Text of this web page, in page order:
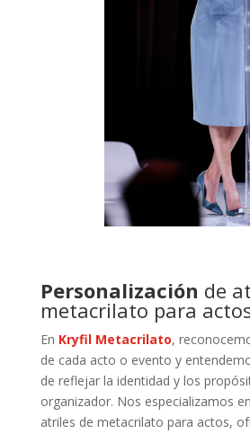
Personalización de
metacrilato para
En Kryfil Metacrilato,
de cada acto o evento y
de reflejar la identidad y los
organizador. Nos especializamos
atriles de metacrilato para actos,